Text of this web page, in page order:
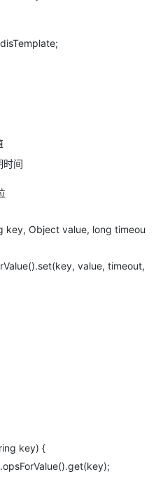
时间
key, Object value, long timeou
value, timeout,
key) {